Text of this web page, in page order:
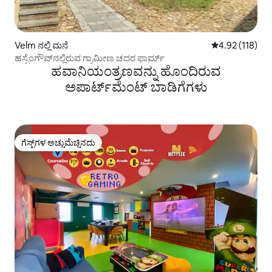
Velm ನಲ್ಲಿ ಮನೆ 5 ರಲ್ಲಿ 4.92
4.92 (118)
ಹಸ್ಪೆಂಗೌವ್‌ನಲ್ಲಿರುವ ಗ್ರಾಮೀಣ ಚದರ ಫಾರ್ಮ್
ಹವಾನಿಯಂತ್ರಣವನ್ನು ಹೊಂದಿರುವ
ಅಪಾರ್ಟ್‌ಮೆಂಟ್‌ ಬಾಡಿಗೆಗಳು
ಗೆಸ್ಟ್‌ಗಳ ಅಚ್ಚುಮೆಚ್ಚಿನದು
ಗೆಸ್ಟ್‌ಗಳ ಅಚ್ಚುಮೆಚ್ಚಿನದು